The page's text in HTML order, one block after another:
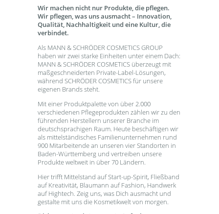
Wir machen nicht nur Produkte, die pflegen.
Wir pflegen, was uns ausmacht – Innovation,
Qualität, Nachhaltigkeit und eine Kultur, die
verbindet.
Als MANN & SCHRÖDER COSMETICS GROUP
haben wir zwei starke Einheiten unter einem Dach:
MANN & SCHRÖDER COSMETICS überzeugt mit
maßgeschneiderten Private-Label-Lösungen,
während SCHRÖDER COSMETICS für unsere
eigenen Brands steht.
Mit einer Produktpalette von über 2.000
verschiedenen Pflegeprodukten zählen wir zu den
führenden Herstellern unserer Branche im
deutschsprachigen Raum. Heute beschäftigen wir
als mittelständisches Familienunternehmen rund
900 Mitarbeitende an unseren vier Standorten in
Baden-Württemberg und vertreiben unsere
Produkte weltweit in über 70 Ländern.
Hier trifft Mittelstand auf Start-up-Spirit, Fließband
auf Kreativität, Blaumann auf Fashion, Handwerk
auf Hightech. Zeig uns, was Dich ausmacht und
gestalte mit uns die Kosmetikwelt von morgen.